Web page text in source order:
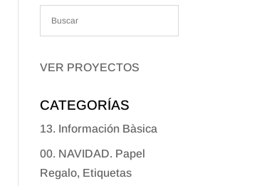
VER PROYECTOS
CATEGORÍAS
13. Información Bàsica
00. NAVIDAD. Papel
Regalo, Etiquetas